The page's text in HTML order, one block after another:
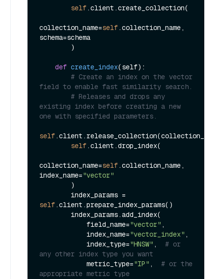
self.client.create_collection(
collection_name=self.collection_name,
schema=schema
def create_index(self):
# Create an index on the vector
field to enable fast similarity search.
# Releases and drops any
existing index before creating a new
one with specified parameters.
self
self.client.drop_index(
collection_name=self.collection_name,
index_name="vector"
self.client.prepare_index_params()
            field_name=
"vector" ,
            index_name=
"vector_index" ,
            index_type=
"HNSW" , # or
any other index type you want
            metric_type=
"IP" , # or the
appropriate metric type